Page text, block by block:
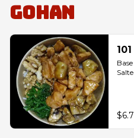
Gohan